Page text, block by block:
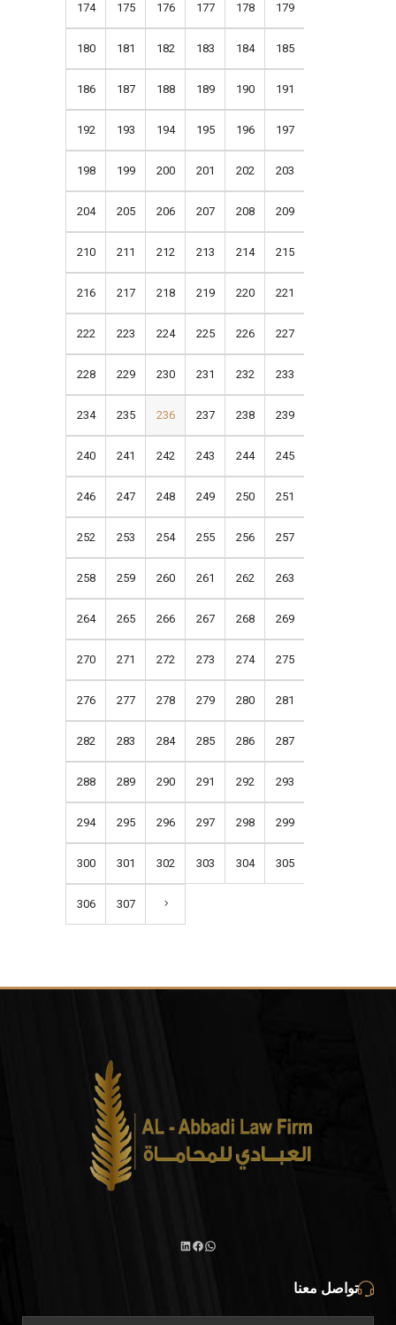
174 175 176 177 178 179
180 181 182 183 184 185
186 187 188 189 190 191
192 193 194 195 196 197
198 199 200 201 202 203
204 205 206 207 208 209
210 211 212 213 214 215
216 217 218 219 220 221
222 223 224 225 226 227
228 229 230 231 232 233
234 235 236 237 238 239
240 241 242 243 244 245
246 247 248 249 250 251
252 253 254 255 256 257
258 259 260 261 262 263
264 265 266 267 268 269
270 271 272 273 274 275
276 277 278 279 280 281
282 283 284 285 286 287
288 289 290 291 292 293
294 295 296 297 298 299
300 301 302 303 304 305
306 307
تواصل معنا